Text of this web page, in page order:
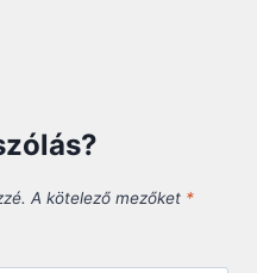
A kötelező mezőket *